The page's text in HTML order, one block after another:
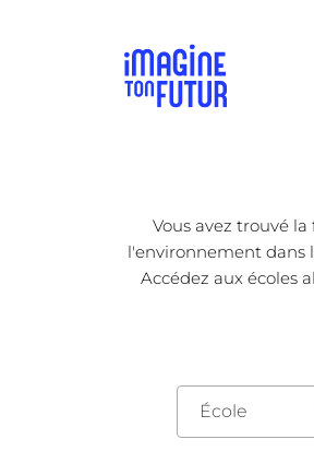
Vous avez trouvé
l'environnement dans
Accédez aux écoles
École